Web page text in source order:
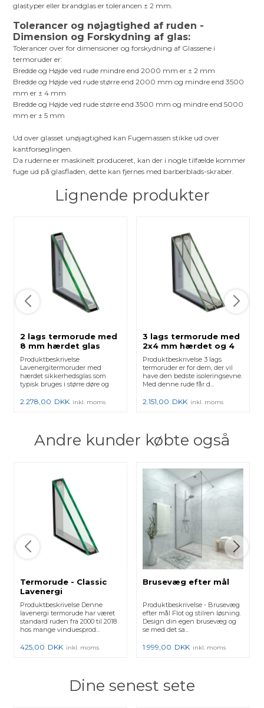
glastyper eller brandglas er tolerancen ± 2 mm.
Tolerancer og nøjagtighed af ruden -
Dimension og Forskydning af glas:
Tolerancer over for dimensioner og forskydning af Glassene i
termoruder er:
Bredde og Højde ved rude mindre end 2000 mm er ± 2 mm
Bredde og Højde ved rude større end 2000 mm og mindre end 3500
mm er ± 4 mm
Bredde og Højde ved rude større end 3500 mm og mindre end 5000
mm er ± 5 mm
Ud over glasset unøjagtighed kan Fugemassen stikke ud over
kantforseglingen.
Da ruderne er maskinelt produceret, kan der i nogle tilfælde kommer
fuge ud på glasfladen, dette kan fjernes med barberblads-skraber.
Lignende produkter
2 lags termorude med
8 mm hærdet glas
Produktbeskrivelse
Lavenergitermoruder med
hærdet sikkerhedsglas som
typisk bruges i større døre og
2.278,00 DKK inkl. moms
3 lags termorude med
2x4 mm hærdet og 4
mm hærdet satin glas
Produktbeskrivelse 3 lags
termoruder er for dem, der vil
have den bedste isoleringsevne.
Med denne rude får d...
2.151,00 DKK inkl. moms
Andre kunder købte også
Termorude - Classic
Lavenergi
Produktbeskrivelse Denne
lavenergi termorude har været
standard ruden fra 2000 til 2018
hos mange vinduesprod...
425,00 DKK inkl. moms
Brusevæg efter mål
Produktbeskrivelse - Brusevæg
efter mål Flot og stilren løsning.
Design din egen brusevæg og
se med det sa...
1.999,00 DKK inkl. moms
Dine senest sete